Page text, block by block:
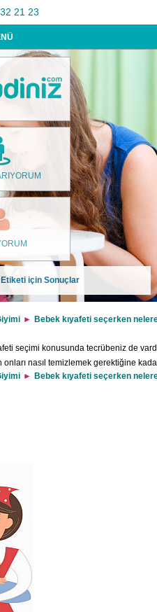
21 23
için Sonuçlar
Bebek kıyafeti seçerken
seçimi konusunda tecrübeniz de
nasıl temizlemek gerektiğine
doğru seçilmemiş giyim eşyaları
değişimi ihtiyacı yet
Bebek kıyafeti seçerken